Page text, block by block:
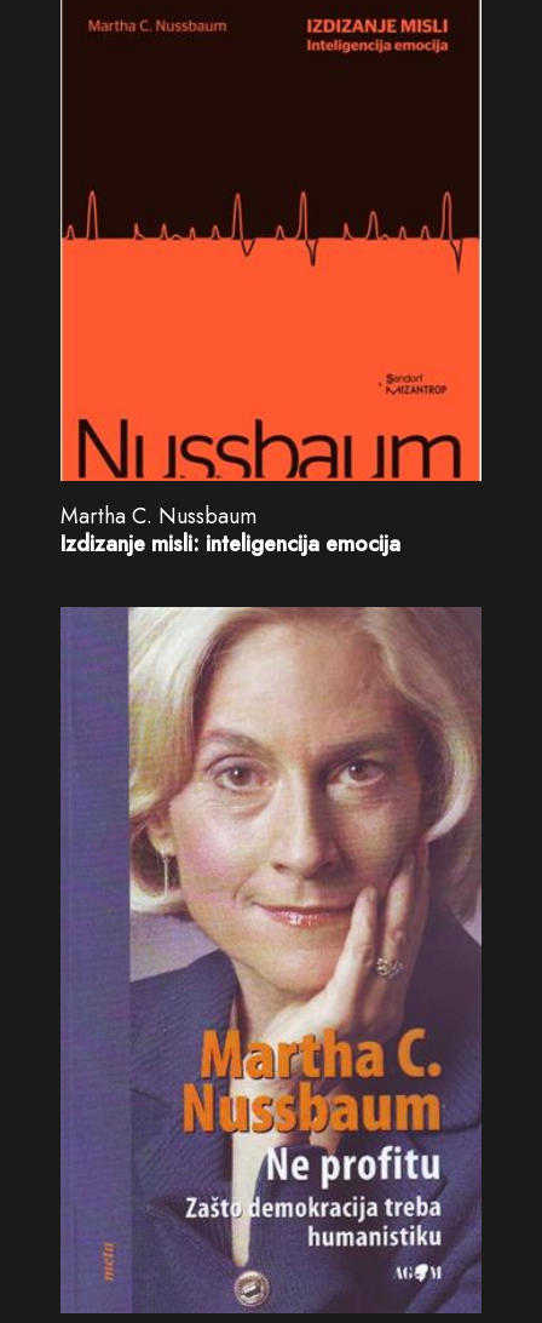
Martha C. Nussbaum
Izdizanje misli: inteligencija emocija